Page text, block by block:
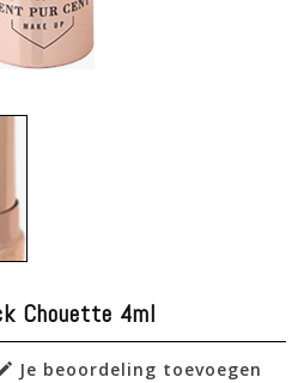
Chouette 4ml
Je beoordeling toevoegen